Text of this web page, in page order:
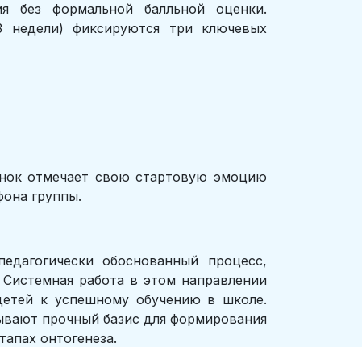
без формальной балльной оценки.
недели) фиксируются три ключевых
отмечает свою стартовую эмоцию
группы.
обоснованный процесс,
работа в этом направлении
к успешному обучению в школе.
прочный базис для формирования
онтогенеза.